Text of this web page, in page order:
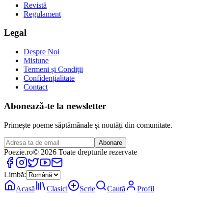
Revistă
Regulament
Legal
Despre Noi
Misiune
Termeni și Condiții
Confidențialitate
Contact
Abonează-te la newsletter
Primește poeme săptămânale și noutăți din comunitate.
Abonare
Poezie.ro© 2026 Toate drepturile rezervate
Limbă:
Acasă
Clasici Scrie Caută Profil